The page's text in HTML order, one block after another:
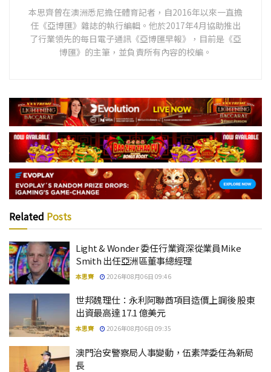
本思齊曾在澳洲悉尼擔任體育記者，自2016年以來一直擔
任《亞博匯》雜誌的執行編輯。他於2017年4月協助推出
了行業領先的每日電子通訊《亞博匯早報》，目前是《亞
博匯》的主筆，並負責所有內容的校編。
Related Posts
Light & Wonder 委任行業資深從業員Mike
Smith 出任亞洲區董事總經理
本思齊 2026年08月06日 09:46
世邦魏理仕：永利阿聯酋項目造價上調後 股東
出資最高達 17.1 億美元
本思齊 2026年08月06日 09:35
澳門治安警察局人事變動，伍素萍委任為新局
長